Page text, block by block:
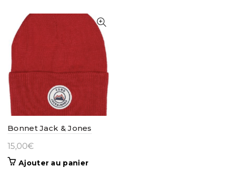
Bonnet Jack & Jones
15,00€
Ajouter au panier